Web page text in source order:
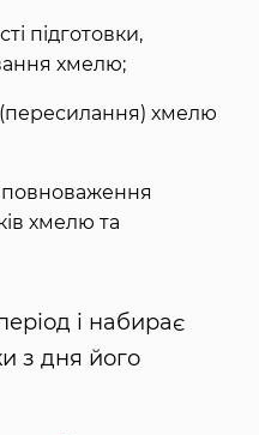
підготовки,
хмелю;
хмелю
повноваження
хмелю та
і набирає
з дня його